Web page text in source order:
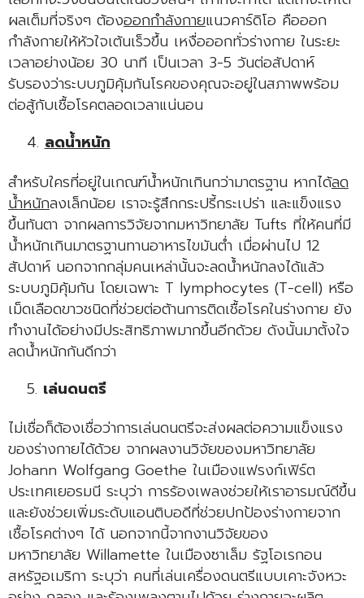
ผลเต็มที่จริงๆ ต้องออกกำลังกายแนวคาร์ดิโอ คือออก
กำลังกายให้หัวใจเต้นเร็วขึ้น เหงื่อออกทั่วร่างกาย ในระยะ
เวลาอย่างน้อย 30 นาที เป็นเวลา 3-5 วันต่อสัปดาห์
รับรองว่าระบบภูมิคุ้มกันโรคของคุณจะอยู่ในสภาพพร้อม
ต่อสู้กับเชื้อโรคตลอดเวลาแน่นอน
ลดน้ำหนัก
สำหรับใครที่อยู่ในเกณฑ์น้ำหนักเกินกว่ามาตรฐาน หากได้ลด
น้ำหนักลงเล็กน้อย เราจะรู้สึกกระปรี้กระเปร่า และแข็งแรง
ขึ้นทันตา จากผลการวิจัยจากมหาวิทยาลัย Tufts ที่ให้คนที่มี
น้ำหนักเกินมาตรฐานทานอาหารไขมันต่ำ เมื่อผ่านไป 12
สัปดาห์ นอกจากกลุ่มคนเหล่านั้นจะลดน้ำหนักลงได้แล้ว
ระบบภูมิคุ้มกัน โดยเฉพาะ T lymphocytes (T-cell) หรือ
เม็ดเลือดขาวชนิดที่ช่วยต่อต้านการติดเชื้อโรคในร่างกาย ยัง
ทำงานได้อย่างมีประสิทธิภาพมากขึ้นอีกด้วย ดังนั้นมาตั้งใจ
ลดน้ำหนักกันดีกว่า
เล่นดนตรี
ไม่เชื่อก็ต้องเชื่อว่าการเล่นดนตรีจะส่งผลต่อความแข็งแรง
ของร่างกายได้ด้วย จากผลงานวิจัยของมหาวิทยาลัย
Johann Wolfgang Goethe ในเมืองแฟรงก์เฟิร์ต
ประเทศเยอรมนี ระบุว่า การร้องเพลงช่วยให้เราอารมณ์ดีขึ้น
และยังช่วยเพิ่มระดับแอนติบอดีที่ช่วยปกป้องร่างกายจาก
เชื้อโรคต่างๆ ได้ นอกจากนี้จากงานวิจัยของ
มหาวิทยาลัย Willamette ในเมืองซาเล็ม รัฐโอเรกอน
สหรัฐอเมริกา ระบุว่า คนที่เล่นเครื่องดนตรีแบบเคาะจังหวะ